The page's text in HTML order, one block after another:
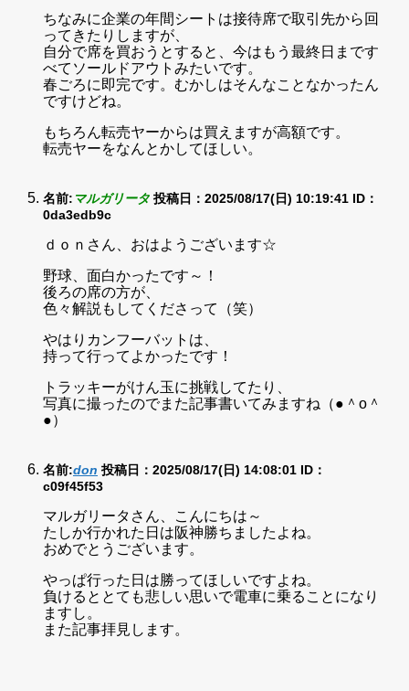
ちなみに企業の年間シートは接待席で取引先から回
ってきたりしますが、
自分で席を買おうとすると、今はもう最終日まです
べてソールドアウトみたいです。
春ごろに即完です。むかしはそんなことなかったん
ですけどね。
もちろん転売ヤーからは買えますが高額です。
転売ヤーをなんとかしてほしい。
名前: マルガリータ 投稿日：2025/08/17(日) 10:19:41 ID：
0da3edb9c
ｄｏｎさん、おはようございます☆
野球、面白かったです～！
後ろの席の方が、
色々解説もしてくださって（笑）
やはりカンフーバットは、
持って行ってよかったです！
トラッキーがけん玉に挑戦してたり、
写真に撮ったのでまた記事書いてみますね（●＾o＾
●）
名前:don 投稿日：2025/08/17(日) 14:08:01 ID：
c09f45f53
マルガリータさん、こんにちは～
たしか行かれた日は阪神勝ちましたよね。
おめでとうございます。
やっぱ行った日は勝ってほしいですよね。
負けるととても悲しい思いで電車に乗ることになり
ますし。
また記事拝見します。